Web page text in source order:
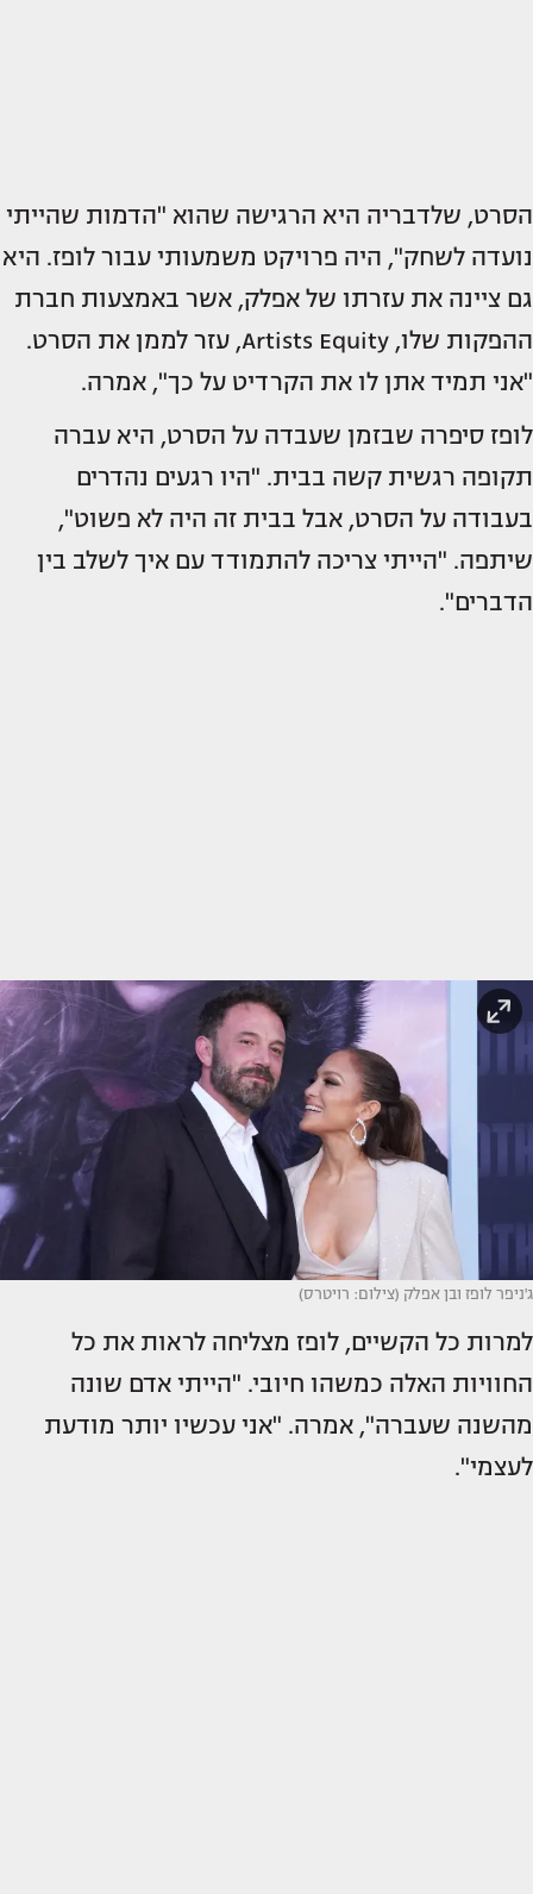
הסרט, שלדבריה היא הרגישה שהוא "הדמות שהייתי
נועדה לשחק", היה פרויקט משמעותי עבור לופז. היא
גם ציינה את עזרתו של אפלק, אשר באמצעות חברת
ההפקות שלו, Artists Equity, עזר לממן את הסרט.
"אני תמיד אתן לו את הקרדיט על כך", אמרה.
לופז סיפרה שבזמן שעבדה על הסרט, היא עברה
תקופה רגשית קשה בבית. "היו רגעים נהדרים
בעבודה על הסרט, אבל בבית זה היה לא פשוט",
שיתפה. "הייתי צריכה להתמודד עם איך לשלב בין
הדברים".
ג'ניפר לופז ובן אפלק (צילום: רויטרס)
למרות כל הקשיים, לופז מצליחה לראות את כל
החוויות האלה כמשהו חיובי. "הייתי אדם שונה
מהשנה שעברה", אמרה. "אני עכשיו יותר מודעת
לעצמי".